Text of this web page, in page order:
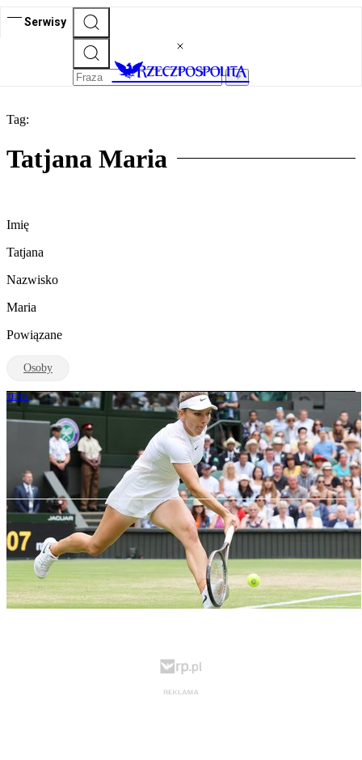
Serwisy
Tag:
Tatjana Maria
Imię
Tatjana
Nazwisko
Maria
Powiązane
Osoby
TENIS
Półfinały Wimbledonu. Zapomnieć o
przyjaźni